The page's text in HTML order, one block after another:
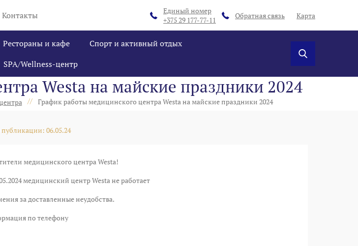
Контакты
Единый номер
+375 29 177-77-11
Обратная связь Карта
Рестораны и кафе
Спорт и активный отдых
SPA/Wellness-центр
Westa на майские праздники 2024
// График работы медицинского центра Westa на майские праздники 2024
публикации: 06.05.24
медицинского центра Westa!
медицинский центр Westa не работает
за доставленные неудобства.
по телефону